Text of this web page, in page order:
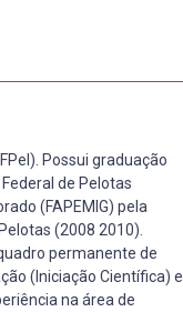
Possui graduação
de Pelotas
(FAPEMIG) pela
(2008 2010).
permanente de
(Iniciação Científica) e
na área de